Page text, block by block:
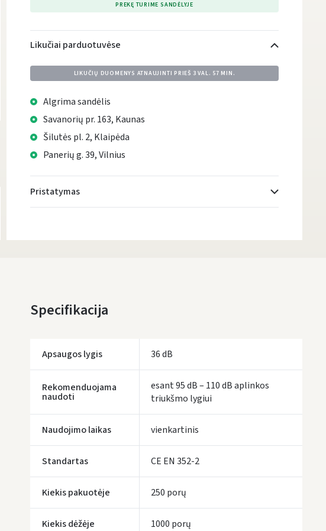
PREKĘ TURIME SANDĖLYJE
Likučiai parduotuvėse
LIKUČIŲ DUOMENYS ATNAUJINTI PRIEŠ 3 VAL. 57 MIN.
Algrima sandėlis
Savanorių pr. 163, Kaunas
Šilutės pl. 2, Klaipėda
Panerių g. 39, Vilnius
Pristatymas
Pirmadienį, Rugpjūčio 10 d.
LP Express kurjeris- 4.00 €
Pirmadienį, Rugpjūčio 10 d.
IKI NEMOKAMO PRISTATYMO TRŪKSTA:80 €
Specifikacija
Apsaugos lygis 36 dB
Rekomenduojama
naudoti
esant 95 dB – 110 dB aplinkos
triukšmo lygiui
Naudojimo laikas vienkartinis
Standartas CE EN 352-2
Kiekis pakuotėje 250 porų
Kiekis dėžėje 1000 porų